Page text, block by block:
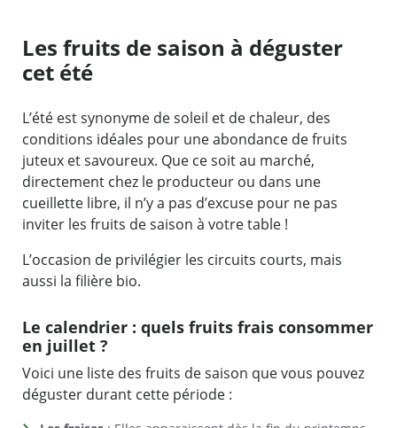
Les fruits de saison à déguster
cet été
L’été est synonyme de soleil et de chaleur, des
conditions idéales pour une abondance de fruits
juteux et savoureux. Que ce soit au marché,
directement chez le producteur ou dans une
cueillette libre, il n’y a pas d’excuse pour ne pas
inviter les fruits de saison à votre table !
L’occasion de privilégier les circuits courts, mais
aussi la filière bio.
Le calendrier : quels fruits frais consommer
en juillet ?
Voici une liste des fruits de saison que vous pouvez
déguster durant cette période :